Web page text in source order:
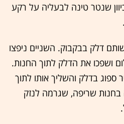
שנטר טינה לבעליה על רקע
דלק בבקבוק. השניים ניפצו
ושפכו את הדלק לתוך החנות.
ספוג בדלק והשליך אותו לתוך
שריפה, שגרמה לנזק